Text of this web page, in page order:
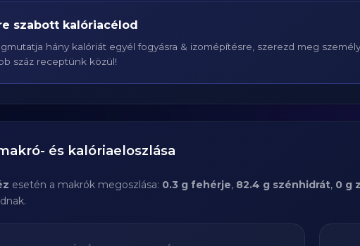
szabott kalóriacélod
hány kalóriát egyél fogyásra & izomépítésre, szerezd meg
száz receptünk közül!
és kalóriaeloszlása
esetén a makrók megoszlása: 0.3 g fehérje, 82.4 g szénhidrát, 0 g